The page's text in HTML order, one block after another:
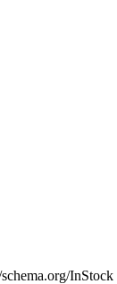
InStock